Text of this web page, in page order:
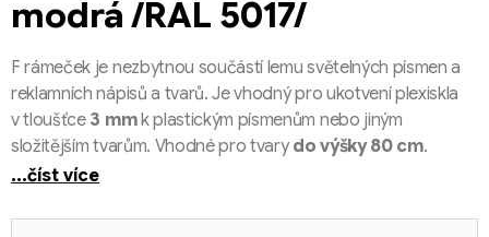
modrá /RAL 5017/
F rámeček je nezbytnou součástí lemu světelných písmen a
reklamních nápisů a tvarů. Je vhodný pro ukotvení plexiskla
v tloušťce 3 mmk plastickým písmenům nebo jiným
složitějším tvarům. Vhodné pro tvary do výšky 80 cm.
...číst více